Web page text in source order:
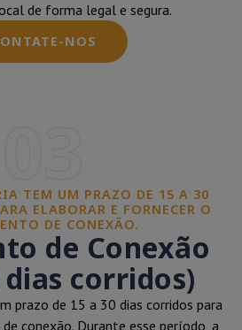
de forma legal e segura.
NOS
TEM UM PRAZO DE 15 A 30
ELABORAR E FORNECER O
DE CONEXÃO.
de Conexão
dias corridos)
prazo de 15 a 30 dias corridos para
conexão. Durante esse período, a